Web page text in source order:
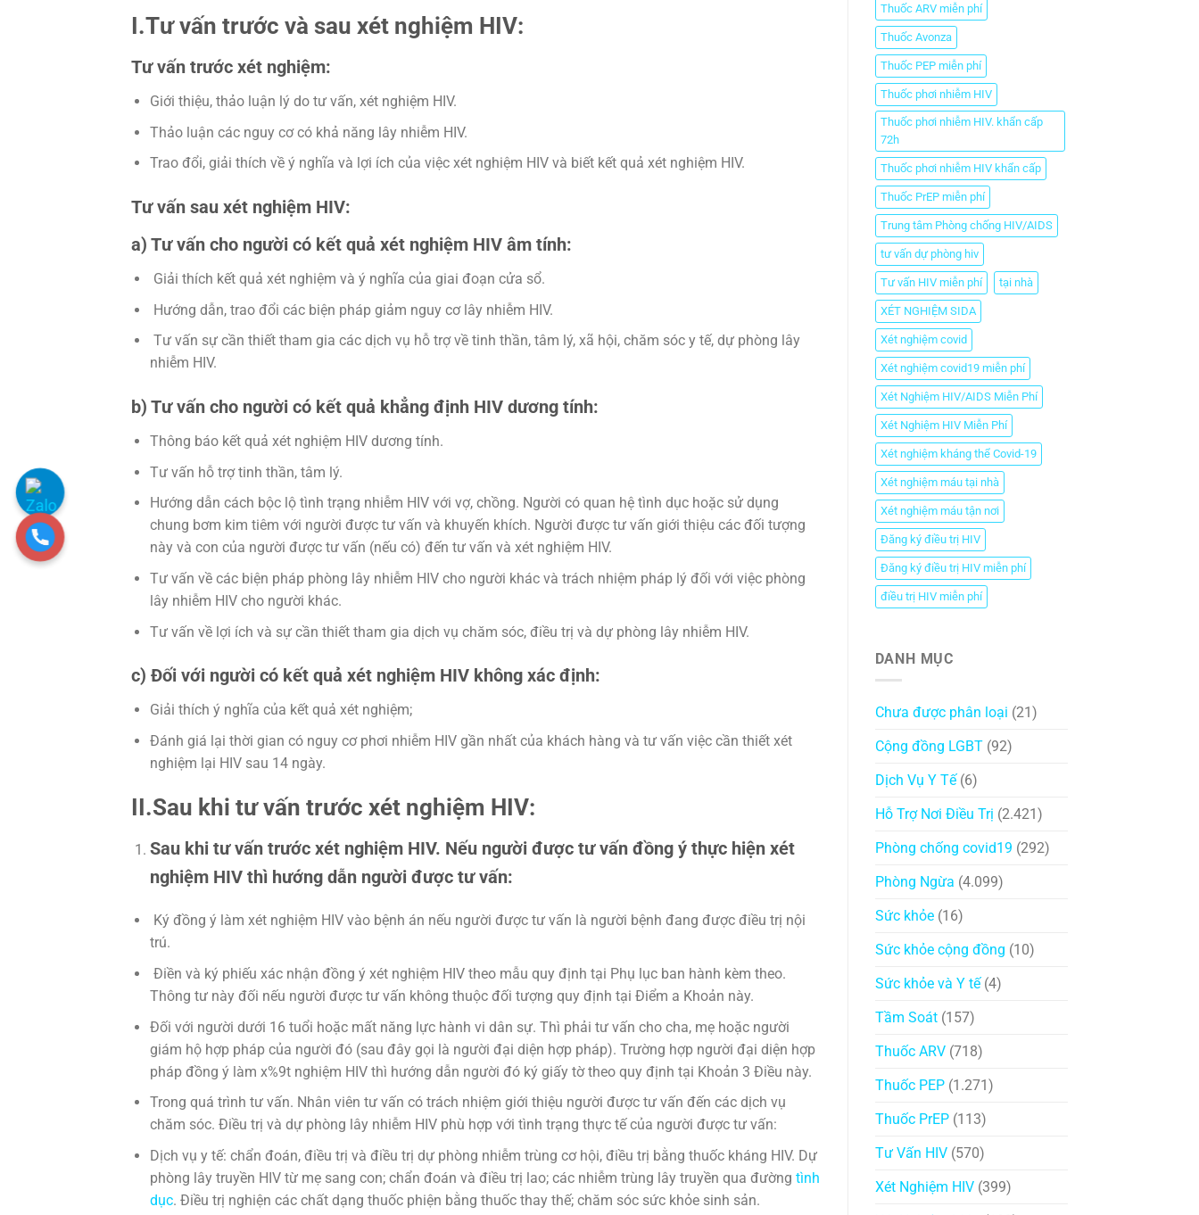
I.Tư vấn trước và sau xét nghiệm HIV:
Tư vấn trước xét nghiệm:
Giới thiệu, thảo luận lý do tư vấn, xét nghiệm HIV.
Thảo luận các nguy cơ có khả năng lây nhiễm HIV.
Trao đổi, giải thích về ý nghĩa và lợi ích của việc xét nghiệm HIV và biết kết quả xét nghiệm HIV.
Tư vấn sau xét nghiệm HIV:
a) Tư vấn cho người có kết quả xét nghiệm HIV âm tính:
Giải thích kết quả xét nghiệm và ý nghĩa của giai đoạn cửa sổ.
Hướng dẫn, trao đổi các biện pháp giảm nguy cơ lây nhiễm HIV.
Tư vấn sự cần thiết tham gia các dịch vụ hỗ trợ về tinh thần, tâm lý, xã hội, chăm sóc y tế, dự phòng lây
nhiễm HIV.
b) Tư vấn cho người có kết quả khẳng định HIV dương tính:
Thông báo kết quả xét nghiệm HIV dương tính.
Tư vấn hỗ trợ tinh thần, tâm lý.
Hướng dẫn cách bộc lộ tình trạng nhiễm HIV với vợ, chồng. Người có quan hệ tình dục hoặc sử dụng
chung bơm kim tiêm với người được tư vấn và khuyến khích. Người được tư vấn giới thiệu các đối tượng
này và con của người được tư vấn (nếu có) đến tư vấn và xét nghiệm HIV.
Tư vấn về các biện pháp phòng lây nhiễm HIV cho người khác và trách nhiệm pháp lý đối với việc phòng
lây nhiễm HIV cho người khác.
Tư vấn về lợi ích và sự cần thiết tham gia dịch vụ chăm sóc, điều trị và dự phòng lây nhiễm HIV.
c) Đối với người có kết quả xét nghiệm HIV không xác định:
Giải thích ý nghĩa của kết quả xét nghiệm;
Đánh giá lại thời gian có nguy cơ phơi nhiễm HIV gần nhất của khách hàng và tư vấn việc cần thiết xét
nghiệm lại HIV sau 14 ngày.
II.Sau khi tư vấn trước xét nghiệm HIV:
Sau khi tư vấn trước xét nghiệm HIV. Nếu người được tư vấn đồng ý thực hiện xét
nghiệm HIV thì hướng dẫn người được tư vấn:
Ký đồng ý làm xét nghiệm HIV vào bệnh án nếu người được tư vấn là người bệnh đang được điều trị nội
trú.
Điền và ký phiếu xác nhận đồng ý xét nghiệm HIV theo mẫu quy định tại Phụ lục ban hành kèm theo.
Thông tư này đối nếu người được tư vấn không thuộc đối tượng quy định tại Điểm a Khoản này.
Đối với người dưới 16 tuổi hoặc mất năng lực hành vi dân sự. Thì phải tư vấn cho cha, mẹ hoặc người
giám hộ hợp pháp của người đó (sau đây gọi là người đại diện hợp pháp). Trường hợp người đại diện hợp
pháp đồng ý làm x%9t nghiệm HIV thì hướng dẫn người đó ký giấy tờ theo quy định tại Khoản 3 Điều này.
Trong quá trình tư vấn. Nhân viên tư vấn có trách nhiệm giới thiệu người được tư vấn đến các dịch vụ
chăm sóc. Điều trị và dự phòng lây nhiễm HIV phù hợp với tình trạng thực tế của người được tư vấn:
Dịch vụ y tế: chẩn đoán, điều trị và điều trị dự phòng nhiễm trùng cơ hội, điều trị bằng thuốc kháng HIV. Dự
phòng lây truyền HIV từ mẹ sang con; chẩn đoán và điều trị lao; các nhiễm trùng lây truyền qua đường tình
dục. Điều trị nghiện các chất dạng thuốc phiện bằng thuốc thay thế; chăm sóc sức khỏe sinh sản.
Thuốc ARV miễn phí
Thuốc Avonza
Thuốc PEP miễn phí
Thuốc phơi nhiễm HIV
Thuốc phơi nhiễm HIV. khẩn cấp
72h
Thuốc phơi nhiễm HIV khẩn cấp
Thuốc PrEP miễn phí
Trung tâm Phòng chống HIV/AIDS
tư vấn dự phòng hiv
Tư vấn HIV miễn phí tại nhà
XÉT NGHIỆM SIDA
Xét nghiệm covid
Xét nghiệm covid19 miễn phí
Xét Nghiệm HIV/AIDS Miễn Phí
Xét Nghiệm HIV Miễn Phí
Xét nghiệm kháng thể Covid-19
Xét nghiệm máu tại nhà
Xét nghiệm máu tận nơi
Đăng ký điều trị HIV
Đăng ký điều trị HIV miễn phí
điều trị HIV miễn phí
DANH MỤC
Chưa được phân loại (21)
Cộng đồng LGBT(92)
Dịch Vụ Y Tế(6)
Hỗ Trợ Nơi Điều Trị (2.421)
Phòng chống covid19 (292)
Phòng Ngừa (4.099)
Sức khỏe(16)
Sức khỏe cộng đồng (10)
Sức khỏe và Y tế(4)
Tầm Soát(157)
Thuốc ARV(718)
Thuốc PEP(1.271)
Thuốc PrEP(113)
Tư Vấn HIV(570)
Xét Nghiệm HIV(399)